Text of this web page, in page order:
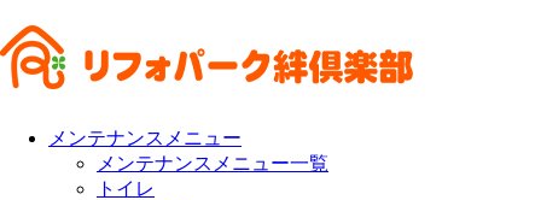
メンテナンスメニュー
メンテナンスメニュー一覧
トイレ